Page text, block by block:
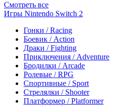
Смотреть все
Игры Nintendo Switch 2
Гонки / Racing
Боевик / Action
Драки / Fighting
Приключения / Adventure
Бродилки / Arcade
Ролевые / RPG
Спортивные / Sport
Стрелялки / Shooter
Платформер / Platformer